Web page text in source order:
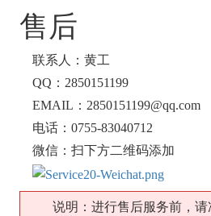
售后
联系人：黄工
QQ：2850151199
EMAIL：2850151199@qq.com
电话：0755-83040712
微信：扫下方二维码添加
说明：进行售后服务前，